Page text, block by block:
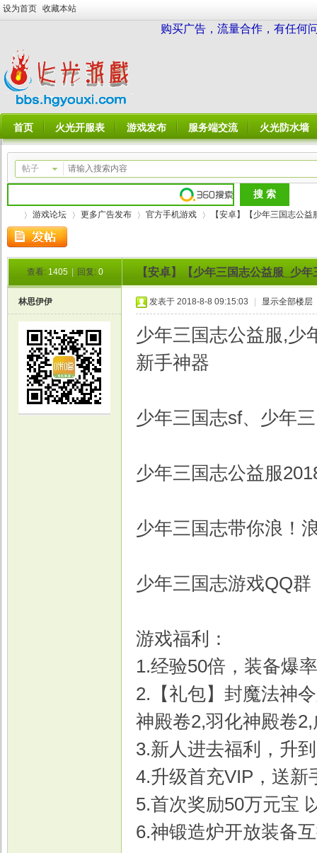
设为首页 收藏本站
购买广告，流量合作，有任何
首页 火光开服表 游戏发布 服务端交流 火光防水墙
帖子
游戏论坛
›
更多广告发布 官方手机游戏
›
【安卓】【少年三国志公
查看: 1405 回复: 0 【安卓】【少年三国志公益服_少
林思伊伊 发表于 2018-8-8 09:15:03 显示全部楼层
少年三国志公益服,少
新手神器
少年三国志sf、少年
少年三国志公益服
少年三国志带你浪！
少年三国志游戏QQ
游戏福利：
1.经验50倍，装备爆
2.【礼包】封魔法神
神殿卷2,羽化神殿卷
3.新人进去福利，升
4.升级首充VIP，送
5.首次奖励50万元宝
6.神锻造炉开放装备